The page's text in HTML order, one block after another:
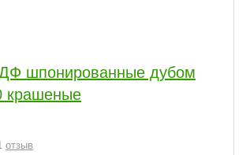
шпонированные дубом
крашеные
отзыв